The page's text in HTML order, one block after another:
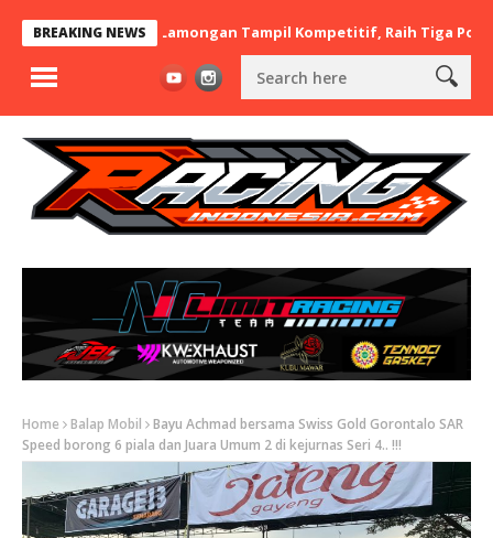
BREAKING NEWS
Asal Lamongan Tampil Kompetitif, Raih Tiga Podium di
Home Balap Mobil
Bayu Achmad bersama Swiss Gold Gorontalo SAR
Speed borong 6 piala dan Juara Umum 2 di kejurnas Seri 4.. !!!